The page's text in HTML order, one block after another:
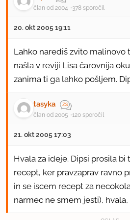
član od 2004 378 sporočil
20. okt 2005 19:11
Lahko narediš zvito malinovo
našla v reviji Lisa čarovnija
zanima ti ga lahko pošljem.
tasyka
član od 2005 120 sporočil
21. okt 2005 17:03
Hvala za ideje. Dipsi prosila bi
recept, ker pravzaprav ravno
in se iscem recept za
narmec ne smem jesti), hvala,